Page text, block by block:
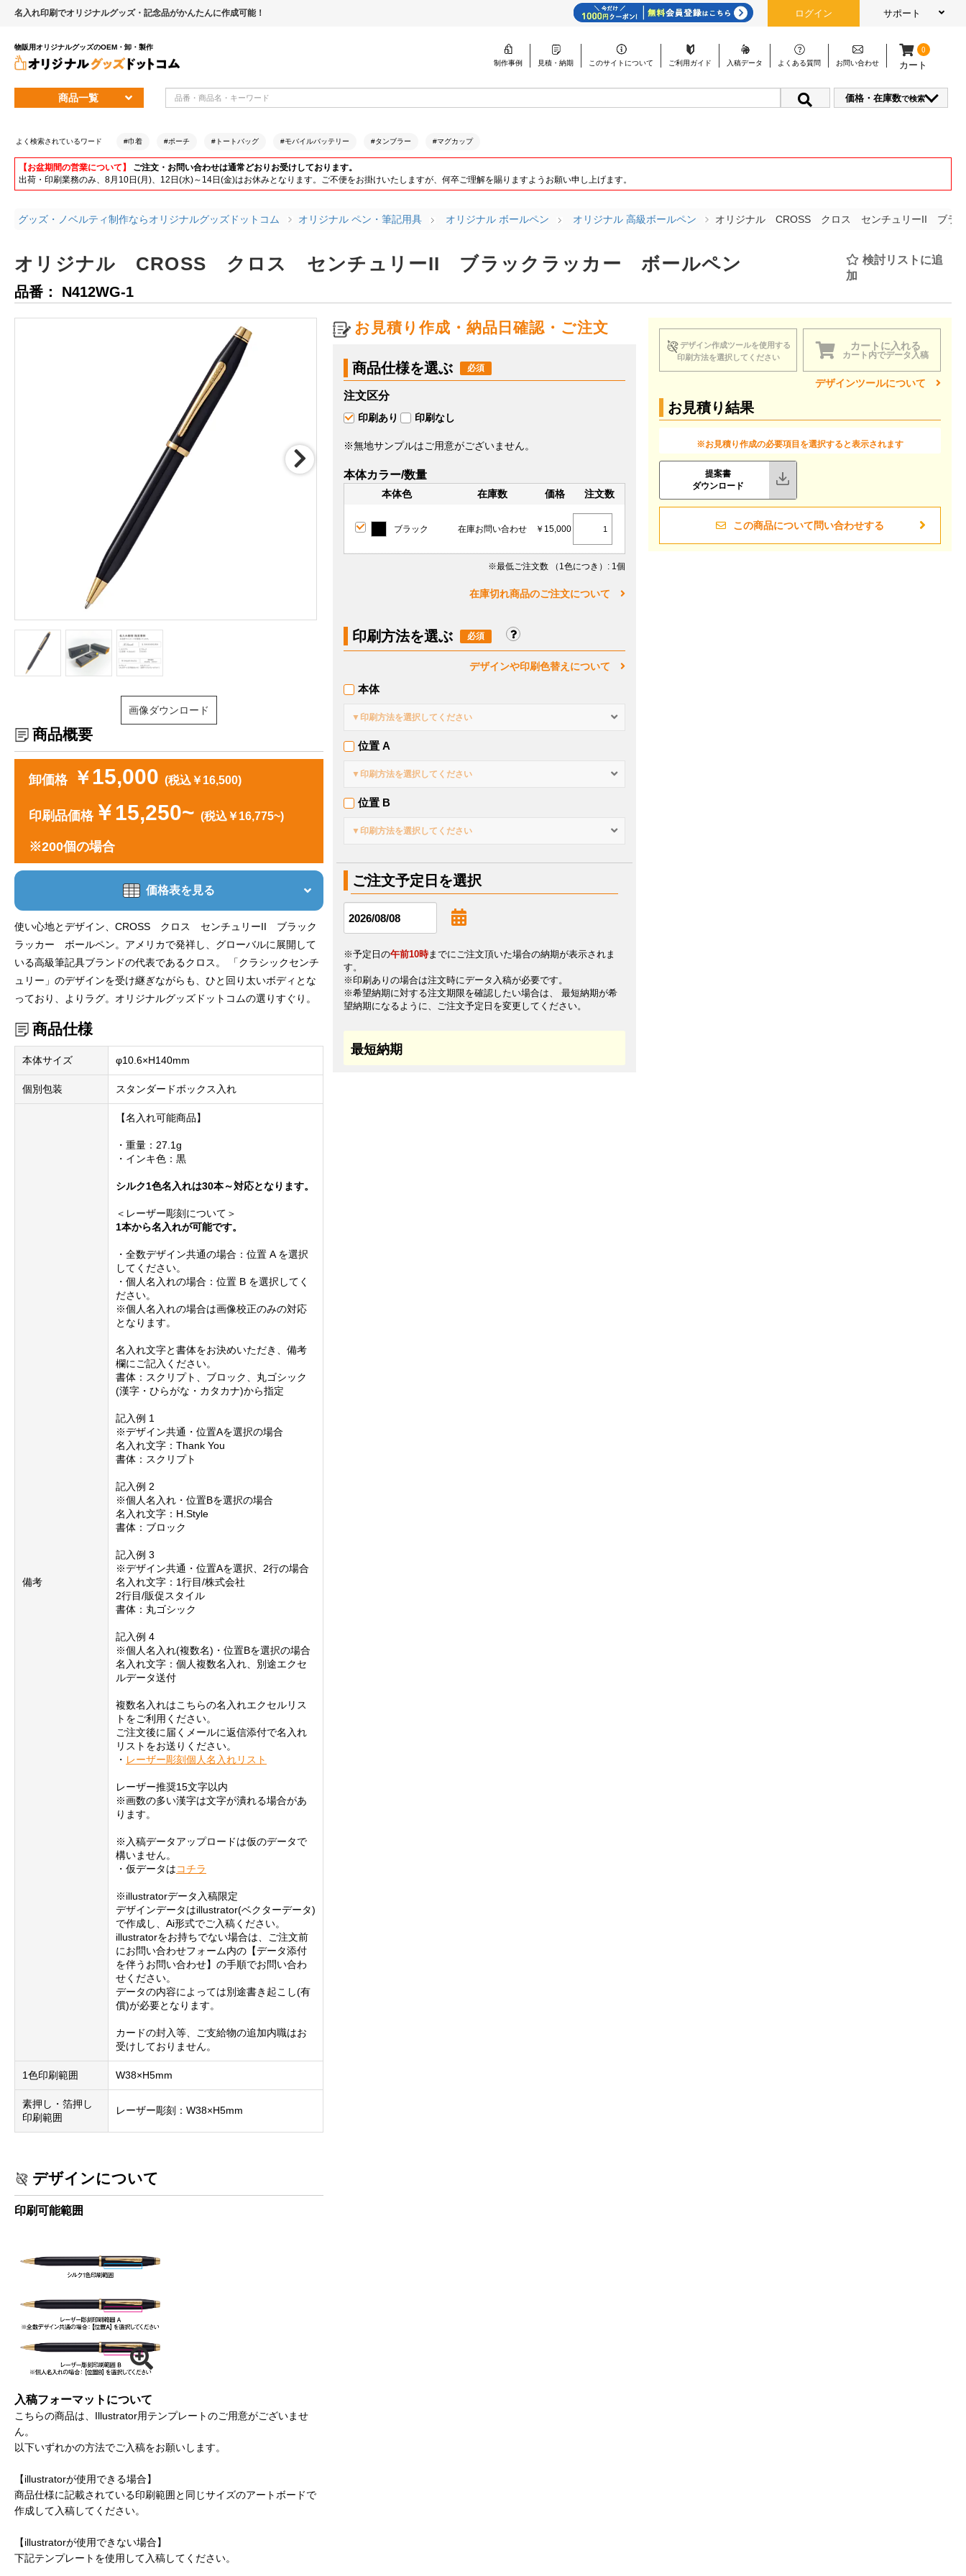
名入れ印刷でオリジナルグッズ・記念品がかんたんに作成可能！ ログイン サポート
物販用オリジナルグッズのOEM・卸・製作
制作事例
見積・納期 このサイトについて ご利用ガイド 入稿データ よくある質問 お問い合わせ
0
カート
商品一覧 価格・在庫数で検索
よく検索されているワード #巾着 #ポーチ #トートバッグ #モバイルバッテリー #タンブラー #マグカップ
【お盆期間の営業について】
ご注文・お問い合わせは通常どおりお受けしております。
出荷・印刷業務のみ、8月10日(月)、12日(水)～14日(金)はお休みとなります。ご不便をお掛けいたしますが、何卒ご理解を賜りますようお願い申し上げます。
グッズ・ノベルティ制作ならオリジナルグッズドットコム オリジナル ペン・筆記用具 オリジナル ボールペン オリジナル 高級ボールペン オリジナル CROSS クロス センチュリーII ブラ
オリジナル CROSS クロス センチュリーII ブラックラッカー ボールペン
品番： N412WG-1
検討リストに追
加
画像ダウンロード
商品概要
卸価格 ￥15,000 (税込￥16,500)
印刷品価格￥15,250~ (税込￥16,775~)
※200個の場合
価格表を見る
使い心地とデザイン、CROSS クロス センチュリーII ブラック
ラッカー ボールペン。アメリカで発祥し、グローバルに展開して
いる高級筆記具ブランドの代表であるクロス。 「クラシックセンチ
ュリー」のデザインを受け継ぎながらも、ひと回り太いボディとな
っており、よりラグ。オリジナルグッズドットコムの選りすぐり。
商品仕様
本体サイズ φ10.6×H140mm
個別包装 スタンダードボックス入れ
備考
【名入れ可能商品】
・重量：27.1g
・インキ色：黒
シルク1色名入れは30本～対応となります。
＜レーザー彫刻について＞
1本から名入れが可能です。
・全数デザイン共通の場合：位置 A を選択
してください。
・個人名入れの場合：位置 B を選択してく
ださい。
※個人名入れの場合は画像校正のみの対応
となります。
名入れ文字と書体をお決めいただき、備考
欄にご記入ください。
書体：スクリプト、ブロック、丸ゴシック
(漢字・ひらがな・カタカナ)から指定
記入例 1
※デザイン共通・位置Aを選択の場合
名入れ文字：Thank You
書体：スクリプト
記入例 2
※個人名入れ・位置Bを選択の場合
名入れ文字：H.Style
書体：ブロック
記入例 3
※デザイン共通・位置Aを選択、2行の場合
名入れ文字：1行目/株式会社
2行目/販促スタイル
書体：丸ゴシック
記入例 4
※個人名入れ(複数名)・位置Bを選択の場合
名入れ文字：個人複数名入れ、別途エクセ
ルデータ送付
複数名入れはこちらの名入れエクセルリス
トをご利用ください。
ご注文後に届くメールに返信添付で名入れ
リストをお送りください。
・ レーザー彫刻個人名入れリスト
レーザー推奨15文字以内
※画数の多い漢字は文字が潰れる場合があ
ります。
※入稿データアップロードは仮のデータで
構いません。
・仮データはコチラ
※illustratorデータ入稿限定
デザインデータはillustrator(ベクターデータ)
で作成し、Ai形式でご入稿ください。
illustratorをお持ちでない場合は、ご注文前
にお問い合わせフォーム内の【データ添付
を伴うお問い合わせ】の手順でお問い合わ
せください。
データの内容によっては別途書き起こし(有
償)が必要となります。
カードの封入等、ご支給物の追加内職はお
受けしておりません。
1色印刷範囲 W38×H5mm
素押し・箔押し
印刷範囲
レーザー彫刻：W38×H5mm
デザインについて
印刷可能範囲
入稿フォーマットについて
こちらの商品は、Illustrator用テンプレートのご用意がございませ
ん。
以下いずれかの方法でご入稿をお願いします。
【illustratorが使用できる場合】
商品仕様に記載されている印刷範囲と同じサイズのアートボードで
作成して入稿してください。
【illustratorが使用できない場合】
下記テンプレートを使用して入稿してください。
お見積り作成・納品日確認・ご注文
商品仕様を選ぶ
注文区分
印刷あり 印刷なし
※無地サンプルはご用意がございません。
本体カラー/数量
本体色 在庫数 価格 注文数
ブラック 在庫お問い合わせ ￥15,000
※最低ご注文数 （1色につき） : 1個
在庫切れ商品のご注文について
印刷方法を選ぶ
デザインや印刷色替えについて
本体
▼印刷方法を選択してください
位置 A
▼印刷方法を選択してください
位置 B
▼印刷方法を選択してください
ご注文予定日を選択
※予定日の午前10時までにご注文頂いた場合の納期が表示されま
す。
※印刷ありの場合は注文時にデータ入稿が必要です。
※希望納期に対する注文期限を確認したい場合は、 最短納期が希
望納期になるように、ご注文予定日を変更してください。
最短納期
デザイン作成ツールを使用する
印刷方法を選択してください
カートに入れる
カート内でデータ入稿
デザインツールについて
お見積り結果
※お見積り作成の必要項目を選択すると表示されます
提案書
ダウンロード
この商品について問い合わせする